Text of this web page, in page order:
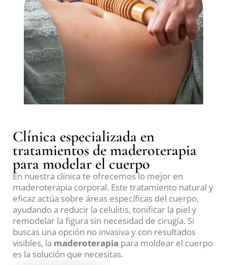
Clínica especializada en
tratamientos de maderoterapia
para modelar el cuerpo
En nuestra clínica te ofrecemos lo mejor en
maderoterapia corporal. Este tratamiento natural y
eficaz actúa sobre áreas específicas del cuerpo,
ayudando a reducir la celulitis, tonificar la piel y
remodelar la figura sin necesidad de cirugía. Si
buscas una opción no invasiva y con resultados
visibles, la maderoterapia para moldear el cuerpo
es la solución que necesitas.